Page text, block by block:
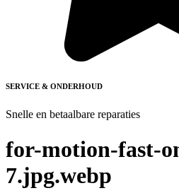
SERVICE & ONDERHOUD
Snelle en betaalbare reparaties
for-motion-fast-
7.jpg.webp